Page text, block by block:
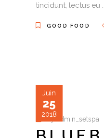
tincidunt, lectus eu
GOOD FOOD
Juin
25
2018
by admin_setspa